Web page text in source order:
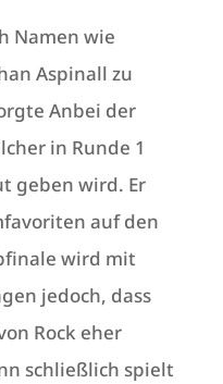
Namen wie
Aspinall zu
Anbei der
in Runde 1
geben wird. Er
auf den
wird mit
jedoch, dass
Rock eher
schließlich spielt